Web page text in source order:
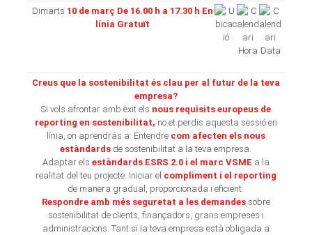
Dimarts 10 de març De 16.00 h a 17.30 h En
línia Gratuït
Creus que la sostenibilitat és clau per al futur de la teva
empresa?
Si vols afrontar amb èxit els nous requisits europeus de
reporting en sostenibilitat, no et perdis aquesta sessió en
línia, on aprendràs a: Entendre com afecten els nous
estàndards de sostenibilitat a la teva empresa.
Adaptar els estàndards ESRS 2.0 i el marc VSME a la
realitat del teu projecte. Iniciar el compliment i el reporting
de manera gradual, proporcionada i eficient.
Respondre amb més seguretat a les demandessobre
sostenibilitat de clients, finançadors, grans empreses i
administracions. Tant si la teva empresa està obligada a